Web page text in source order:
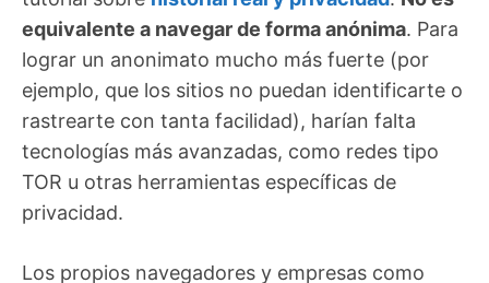
equivalente a navegar de forma anónima. Para
lograr un anonimato mucho más fuerte (por
ejemplo, que los sitios no puedan identificarte o
rastrearte con tanta facilidad), harían falta
tecnologías más avanzadas, como redes tipo
TOR u otras herramientas específicas de
privacidad.
Los propios navegadores y empresas como